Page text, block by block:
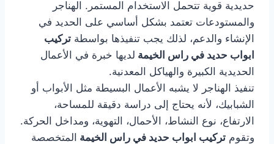
حديدية قوية تتحمل الاستخدام المستمر. الهناجر
والمستودعات تعتمد بشكل أساسي على الحديد في
الإنشاء والدعم، لذلك يجب تنفيذها بواسطة تركيب
ابواب حديد في راس الخيمة لديها خبرة في الأعمال
الحديدية الكبيرة والهياكل المعدنية.
تنفيذ الهناجر لا يشبه الأعمال البسيطة مثل الأبواب أو
الشبابيك، لأنه يحتاج إلى دراسة دقيقة للمساحة،
الارتفاع، نوع النشاط، الأحمال، التهوية، ومداخل الحركة.
وتقوم تركيب ابواب حديد في راس الخيمة المتخصصة